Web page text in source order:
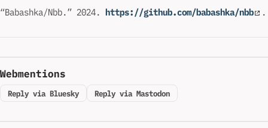
“Babashka/Nbb.” 2024. https://github.com/babashka/nbb .
Webmentions
Reply via Bluesky Reply via Mastodon